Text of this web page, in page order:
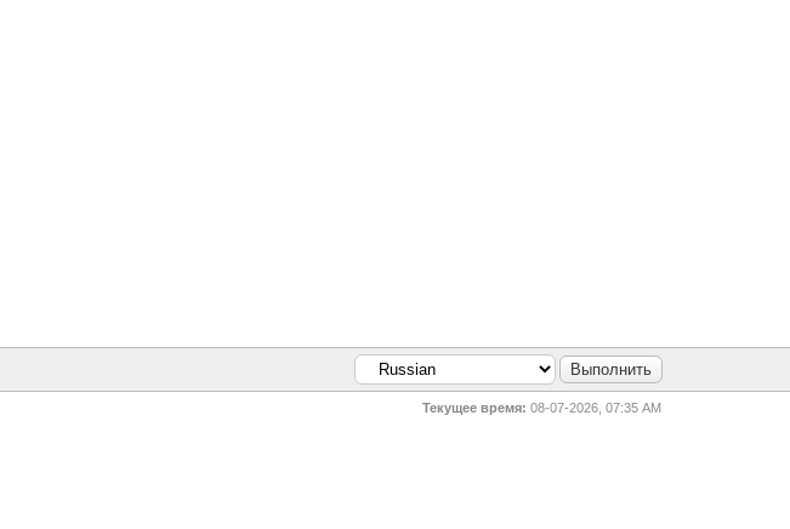
Текущее время: 08-07-2026, 07:35 AM